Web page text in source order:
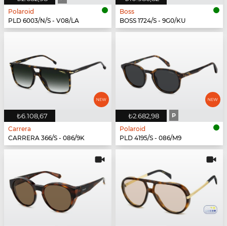
Polaroid
PLD 6003/N/S - V08/LA
Boss
BOSS 1724/S - 9G0/KU
₺6.108,67
Carrera
CARRERA 366/S - 086/9K
₺2.682,98 P
Polaroid
PLD 4195/S - 086/M9